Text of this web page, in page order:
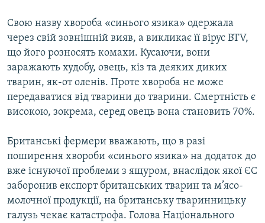
Свою назву хвороба «синього язика» одержала
через свій зовнішній вияв, а викликає її вірус BTV,
що його розносять комахи. Кусаючи, вони
заражають худобу, овець, кіз та деяких диких
тварин, як-от оленів. Проте хвороба не може
передаватися від тварини до тварини. Смертність є
високою, зокрема, серед овець вона становить 70%.
Британські фермери вважають, що в разі
поширення хвороби «синього язика» на додаток до
вже існуючої проблеми з ящуром, внаслідок якої ЄС
заборонив експорт британських тварин та м’ясо-
молочної продукції, на британську тваринницьку
галузь чекає катастрофа. Голова Національного